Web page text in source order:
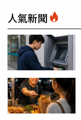
人氣新聞